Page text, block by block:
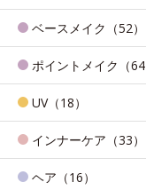
ベースメイク（52）
ポイントメイク（64
UV（18）
インナーケア（33）
ヘア（16）